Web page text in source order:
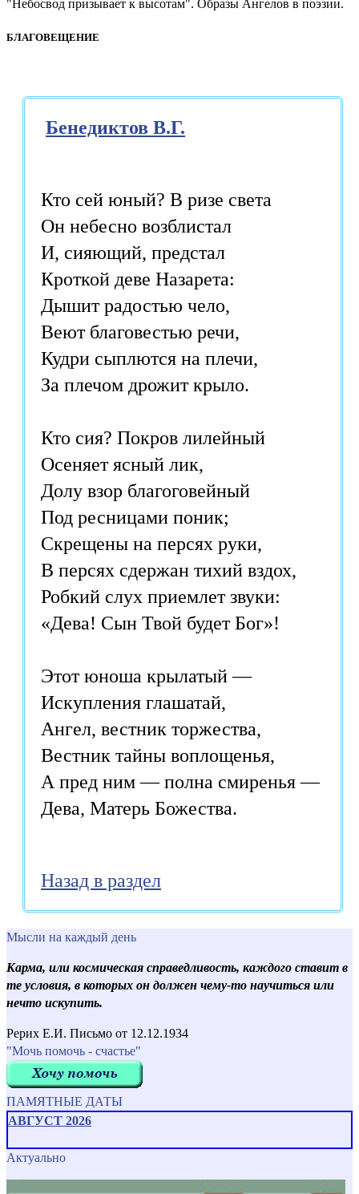
"Небосвод призывает к высотам". Образы Ангелов в поэзии.
БЛАГОВЕЩЕНИЕ
Бенедиктов В.Г.
Кто сей юный? В ризе света
Он небесно возблистал
И, сияющий, предстал
Кроткой деве Назарета:
Дышит радостью чело,
Веют благовестью речи,
Кудри сыплются на плечи,
За плечом дрожит крыло.
Кто сия? Покров лилейный
Осеняет ясный лик,
Долу взор благоговейный
Под ресницами поник;
Скрещены на персях руки,
В персях сдержан тихий вздох,
Робкий слух приемлет звуки:
«Дева! Сын Твой будет Бог»!
Этот юноша крылатый —
Искупления глашатай,
Ангел, вестник торжества,
Вестник тайны воплощенья,
А пред ним — полна смиренья —
Назад в раздел
Мысли на каждый день
Карма, или космическая справедливость, каждого ставит в
те условия, в которых он должен чему-то научиться или
нечто искупить.
Рерих Е.И. Письмо от 12.12.1934
"Мочь помочь - счастье"
ПАМЯТНЫЕ ДАТЫ
АВГУСТ 2026
Актуально